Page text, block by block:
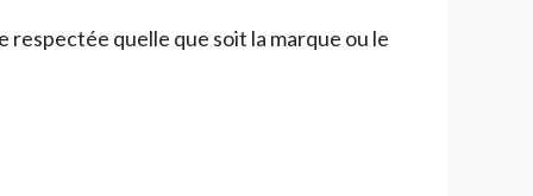
quelle que soit la marque ou le